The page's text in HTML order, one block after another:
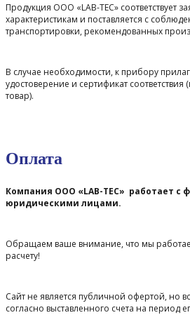
Продукция ООО «LAB-TEC» соответствует
характеристикам и поставляется с
транспортировки, рекомендованных
В случае необходимости, к прибору
удостоверение и сертификат
товар).
Оплата
Компания ООО «LAB-TEC» работает с
юридическими лицами.
Обращаем ваше внимание, что мы
расчету!
Сайт не является публичной офертой, но
согласно выставленного счета на период